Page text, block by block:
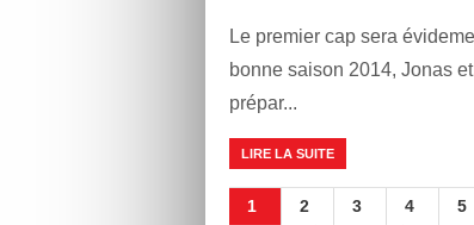
Le premier cap sera
bonne saison 2014, Jonas
prépar...
LIRE LA SUITE
1 2 3 4 5